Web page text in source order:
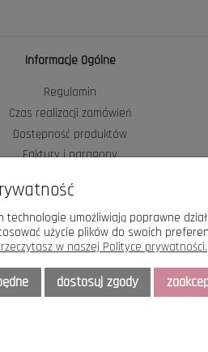
Informacje Ogólne
Regulamin
Czas realizacji zamówień
Dostępność produktów
Faktury i paragony
Zakładanie konta
Reklamacje i zwroty
Bezpieczeństwo
technologie umożliwiają poprawne
użycie plików do swoich
w naszej Polityce prywatności.
dostosuj zgody